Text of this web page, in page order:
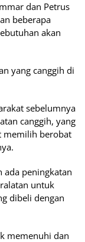
dan Petrus
beberapa
akan
yang canggih di
sebelumnya
canggih, yang
memilih berobat
ada peningkatan
untuk
dibeli dengan
memenuhi dan